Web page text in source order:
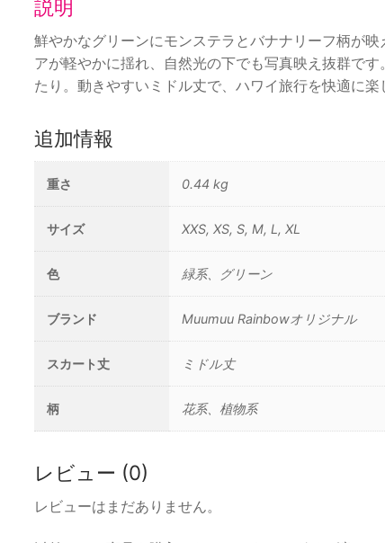
説明
鮮やかなグリーンにモンステラとバナナリーフ柄が
アが軽やかに揺れ、自然光の下でも写真映え抜群で
たり。動きやすいミドル丈で、ハワイ旅行を快適に楽
追加情報
重さ 0.44 kg
サイズ XXS, XS, S, M, L, XL
色 緑系、グリーン
ブランド Muumuu Rainbowオリジナル
スカート丈 ミドル丈
柄 花系、植物系
レビュー (0)
レビューはまだありません。